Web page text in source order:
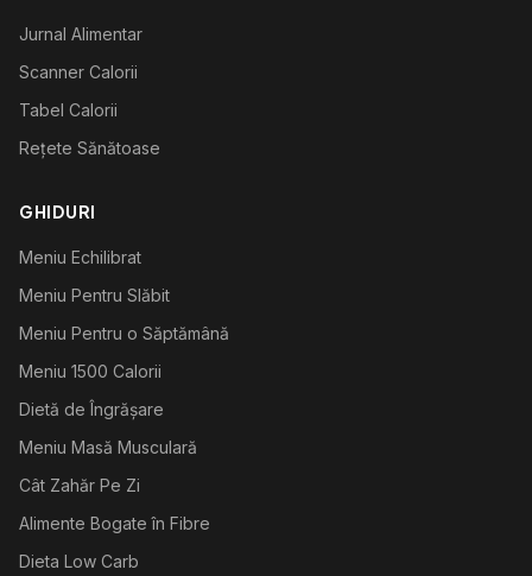
Jurnal Alimentar
Scanner Calorii
Tabel Calorii
Rețete Sănătoase
GHIDURI
Meniu Echilibrat
Meniu Pentru Slăbit
Meniu Pentru o Săptămână
Meniu 1500 Calorii
Dietă de Îngrășare
Meniu Masă Musculară
Cât Zahăr Pe Zi
Alimente Bogate în Fibre
Dieta Low Carb